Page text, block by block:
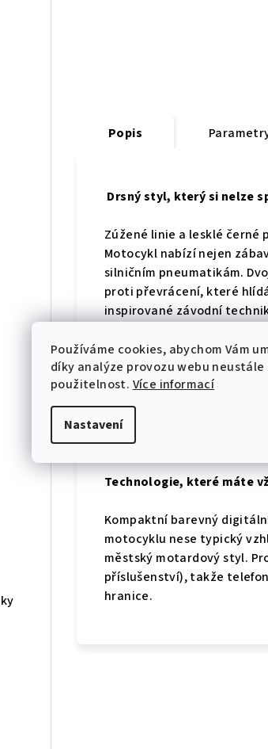
Používáme cookies, abychom Vám
díky analýze provozu webu
použitelnost. Více informací
Nastavení
Popis
Drsný styl, který si nelze
Zúžené linie a lesklé černé
Motocykl nabízí nejen
silničním pneumatikám.
proti převrácení, které
inspirované závodní
Postavená na to, abyste
Filozofie SX 125 spočívá v
použitelnosti. Lehounký a
jednoválec s kapalinovým
zvládal utažené vracáky s
Technologie, které máte
Kompaktní barevný
motocyklu nese typický
městský motardový styl.
příslušenství), takže
hranice.